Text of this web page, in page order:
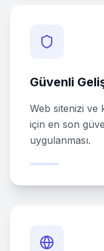
Güvenli
Web sitenizi ve
için en son
uygulanması.